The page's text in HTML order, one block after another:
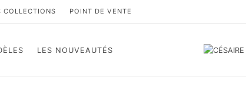
COLLECTIONS POINT DE VENTE
LES NOUVEAUTÉS